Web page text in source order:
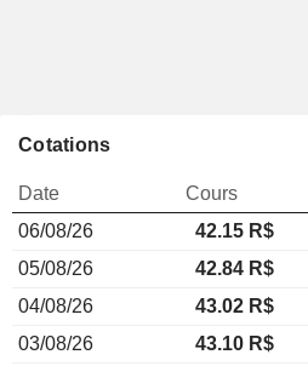
Cotations
Date Cours
06/08/26
42.15 R$
05/08/26
42.84 R$
04/08/26
43.02 R$
03/08/26
43.10 R$